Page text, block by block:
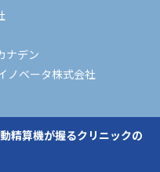
精算機が握るクリニックの
ナデン
ノベータ株式会社